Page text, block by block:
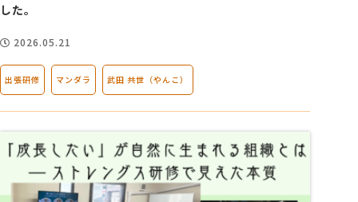
採用情報
した。
2026.05.21
出張研修 マンダラ 武田 共世（やんこ）